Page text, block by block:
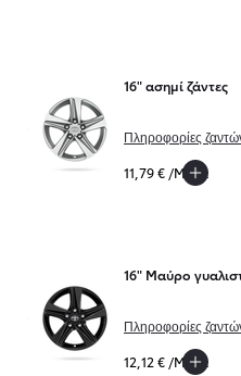
16" ασημί ζάντες
Πληροφορίες
11,79 € /Μήνα
16" Μαύρο
Πληροφορίες
12,12 € /Μήνα